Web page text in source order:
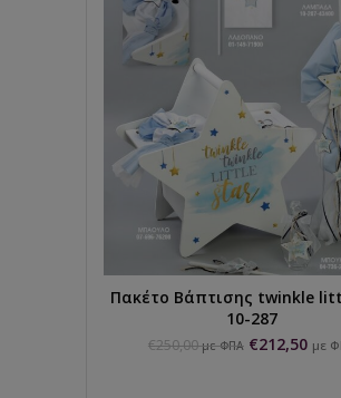
ΕΠΙΛΟΓΉ...
Πακέτο Βάπτισης twinkle
10-287
€250,00 με ΦΠΑ €212,50 με